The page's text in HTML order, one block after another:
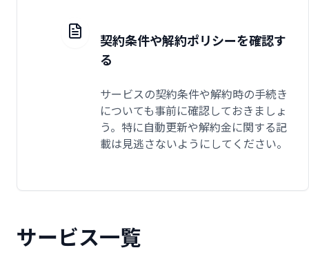
契約条件や解約ポリシーを確認す
る
サービスの契約条件や解約時の手続き
についても事前に確認しておきましょ
う。特に自動更新や解約金に関する記
載は見逃さないようにしてください。
サービス一覧